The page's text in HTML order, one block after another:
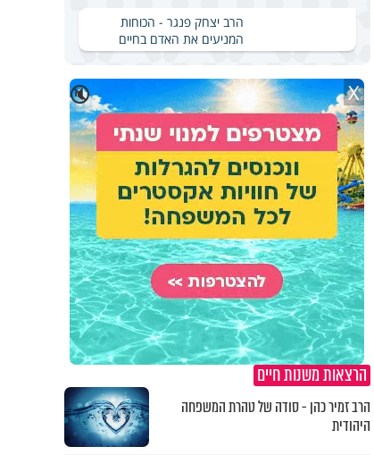
הרב יצחק פנגר - הכוחות
המניעים את האדם בחיים
🔇 X
הרצאות משנות חיים
הרב זמיר כהן - סודה של טהרת המשפחה
היהודית